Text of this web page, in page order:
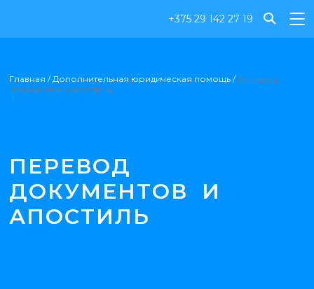
+375 29 142 27 19
Главная /Дополнительная юридическая помощь / Перевод
документов и апостиль
ПЕРЕВОД
ДОКУМЕНТОВ И
АПОСТИЛЬ